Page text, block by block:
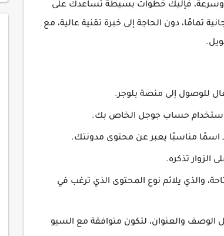
فإليك خطوات بسيطة تساعدك على
تمامًا، دون الحاجة إلى خبرة تقنية عالية، مع
للوصول إلى منصة بلوجر.
باستخدام حساب جوجل الخاص بك.
اسمًا مناسبًا يعبر عن محتوى مدونتك.
والذي يلائم نوع المحتوى الذي ترغب في
الوصف والعنوان، لتكون متوافقة مع السيو